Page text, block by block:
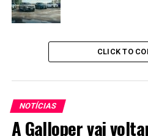
CLICK TO
NOTÍCIAS
A Galloper vai